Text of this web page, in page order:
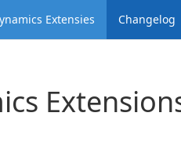
Extensies Changelog